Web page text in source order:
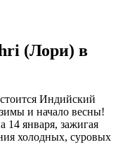
(Лори) в
Индийский
и начало весны!
января, зажигая
холодных, суровых